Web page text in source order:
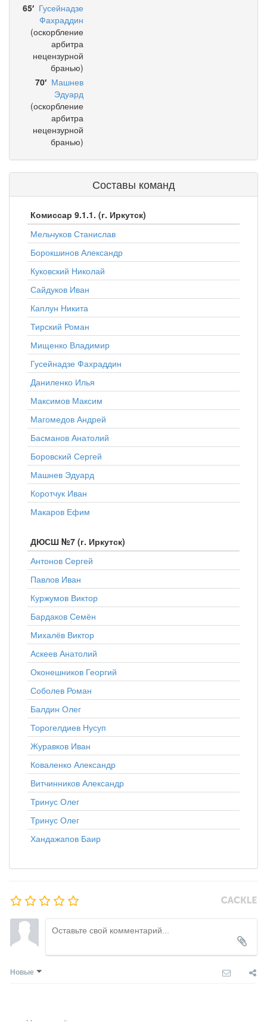
65′ Гусейнадзе
Фахраддин
(оскорбление
арбитра
нецензурной
бранью)
70′ Машнев
Эдуард
(оскорбление
арбитра
нецензурной
бранью)
Составы команд
Комиссар 9.1.1. (г. Иркутск)
Мельчуков Станислав
Борокшинов Александр
Куковский Николай
Сайдуков Иван
Каплун Никита
Тирский Роман
Мищенко Владимир
Гусейнадзе Фахраддин
Даниленко Илья
Максимов Максим
Магомедов Андрей
Басманов Анатолий
Боровский Сергей
Машнев Эдуард
Коротчук Иван
Макаров Ефим
ДЮСШ №7 (г. Иркутск)
Антонов Сергей
Павлов Иван
Куржумов Виктор
Бардаков Семён
Михалёв Виктор
Аскеев Анатолий
Оконешников Георгий
Соболев Роман
Балдин Олег
Торогелдиев Нусуп
Журавков Иван
Коваленко Александр
Витчинников Александр
Тринус Олег
Тринус Олег
Хандажапов Баир
Новые
Никто ещё не оставил комментариев, станьте первым.